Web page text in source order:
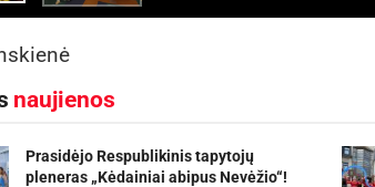
naujienos
Prasidėjo Respublikinis tapytojų
pleneras „Kėdainiai abipus Nevėžio“!